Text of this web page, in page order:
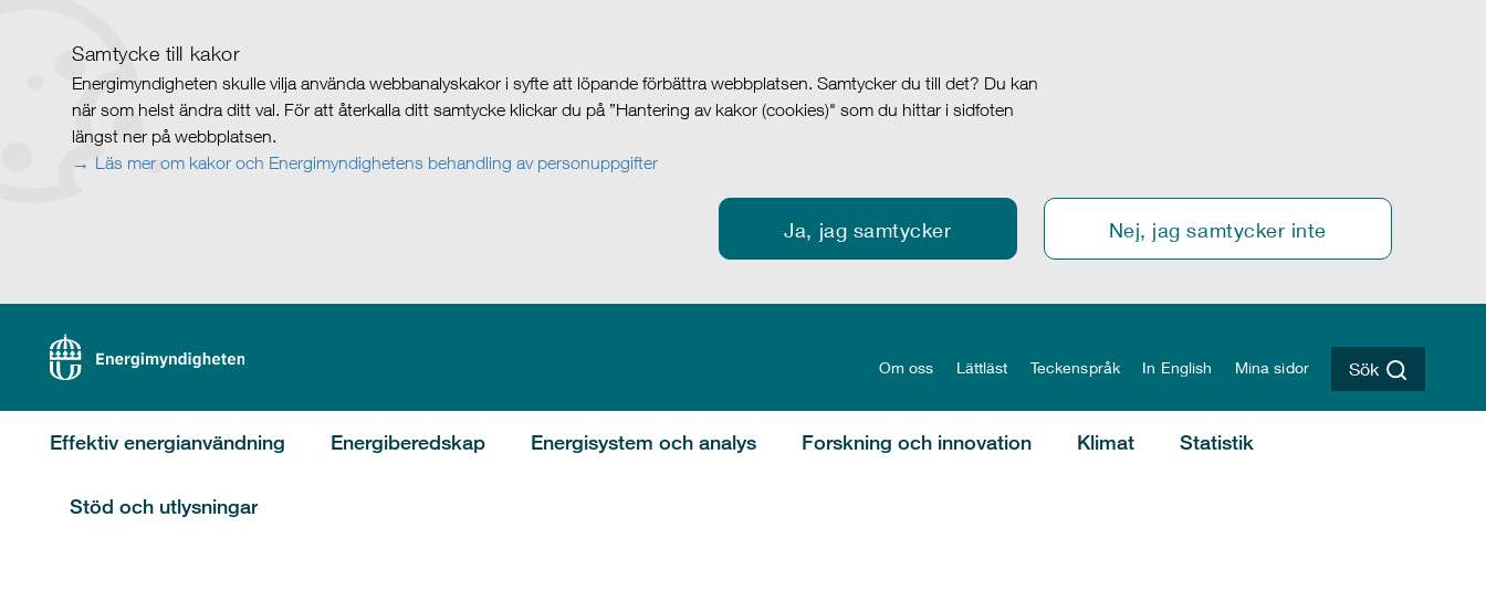
Samtycke till kakor
Energimyndigheten skulle vilja använda webbanalyskakor i syfte att löpande förbättra webbplatsen. Samtycker du till det? Du kan
när som helst ändra ditt val. För att återkalla ditt samtycke klickar du på ”Hantering av kakor (cookies)" som du hittar i sidfoten
längst ner på webbplatsen.
Läs mer om kakor och Energimyndighetens behandling av personuppgifter
Ja, jag samtycker Nej, jag samtycker inte
Om oss Lättläst Teckenspråk In English Mina sidor Sök
Effektiv energianvändning Energiberedskap Energisystem och analys Forskning och innovation Klimat Statistik
Stöd och utlysningar